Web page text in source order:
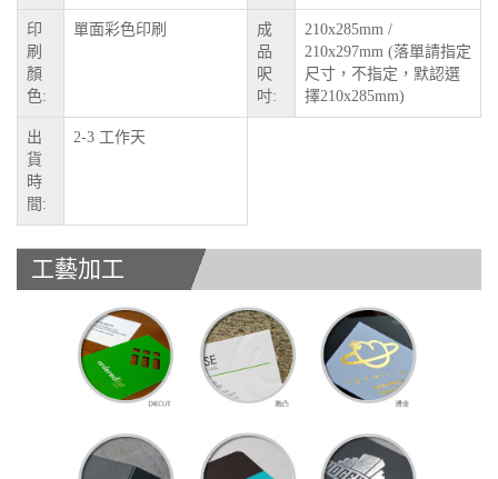
印
刷
顏
色:
單面彩色印刷
成
品
呎
吋:
210x285mm /
210x297mm (落單請指定
尺寸，不指定，默認選
擇210x285mm)
出
貨
時
間:
2-3 工作天
工藝加工